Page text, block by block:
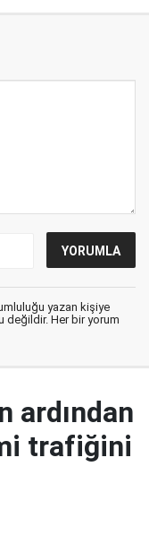
yazan kişiye
değildir. Her bir yorum
ardından
trafiğini